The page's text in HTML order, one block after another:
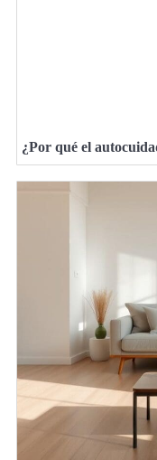
¿Por qué el